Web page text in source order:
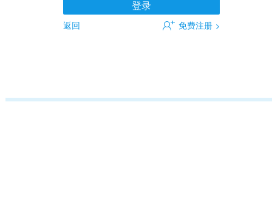
返回 免费注册